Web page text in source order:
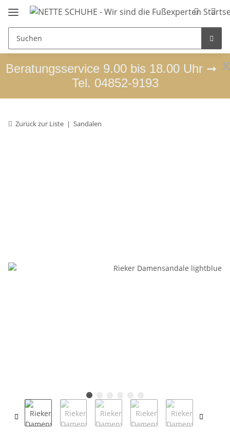
x
Beratungsservice 9.00 bis 18.00 Uhr ➞
Tel. 04852-9193
Zurück zur Liste Sandalen